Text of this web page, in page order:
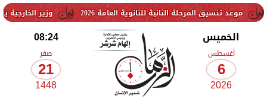
وزير الخارجية يلتقي وزيرة المرحلة الثانية للثانوية العامة 2026
الخميس
أغسطس
6
2026
08:24
صفر
21
1448